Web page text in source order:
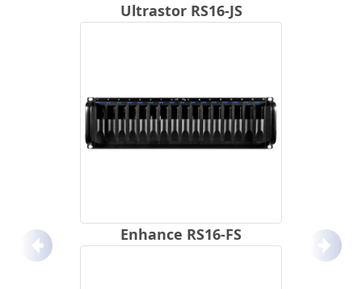
Ultrastor RS16-JS
Enhance RS16-FS
Anterior